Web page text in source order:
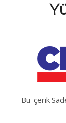
Bu İçerik